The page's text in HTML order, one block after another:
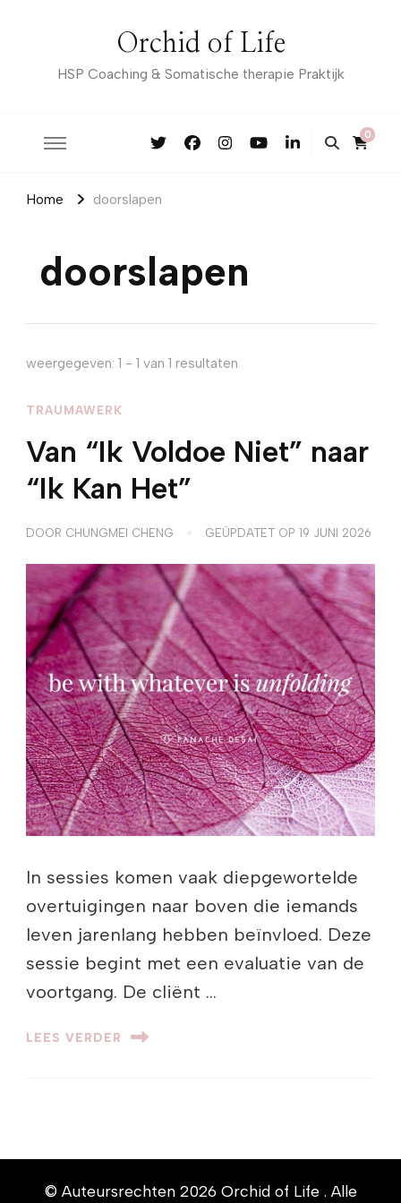
Orchid of Life
HSP Coaching & Somatische therapie Praktijk
0
Home doorslapen
doorslapen
weergegeven: 1 - 1 van 1 resultaten
TRAUMAWERK
Van “Ik Voldoe Niet” naar
“Ik Kan Het”
DOOR CHUNGMEI CHENG GEÜPDATET OP 19 JUNI 2026
In sessies komen vaak diepgewortelde
overtuigingen naar boven die iemands
leven jarenlang hebben beïnvloed. Deze
sessie begint met een evaluatie van de
voortgang. De cliënt …
LEES VERDER
© Auteursrechten 2026 Orchid of Life . Alle